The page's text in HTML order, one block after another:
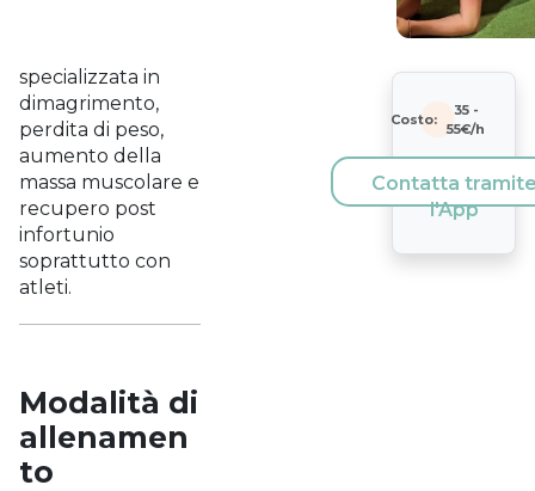
specializzata in
dimagrimento,
perdita di peso,
aumento della
massa muscolare e
recupero post
infortunio
soprattutto con
atleti.
Modalità di
allenamen
to
Costo:
35-
55€/h
Contatta
l'App